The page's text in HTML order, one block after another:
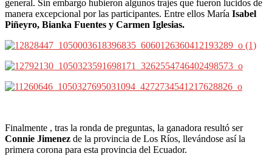
general. Sin embargo hubieron algunos trajes que fueron lucidos de
manera excepcional por las participantes. Entre ellos María Isabel
Piñeyro, Bianka Fuentes y Carmen Iglesias.
Finalmente , tras la ronda de preguntas, la ganadora resultó ser
Connie Jimenez de la provincia de Los Ríos, llevándose así la
primera corona para esta provincia del Ecuador.